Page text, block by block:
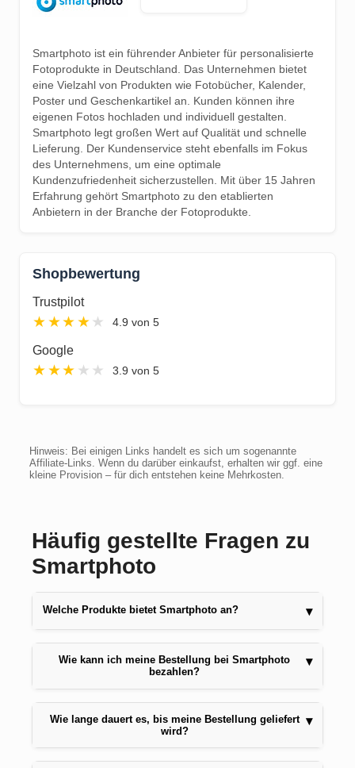
Smartphoto ist ein führender Anbieter für personalisierte
Fotoprodukte in Deutschland. Das Unternehmen bietet
eine Vielzahl von Produkten wie Fotobücher, Kalender,
Poster und Geschenkartikel an. Kunden können ihre
eigenen Fotos hochladen und individuell gestalten.
Smartphoto legt großen Wert auf Qualität und schnelle
Lieferung. Der Kundenservice steht ebenfalls im Fokus
des Unternehmens, um eine optimale
Kundenzufriedenheit sicherzustellen. Mit über 15 Jahren
Erfahrung gehört Smartphoto zu den etablierten
Anbietern in der Branche der Fotoprodukte.
Shopbewertung
Trustpilot
★★★★ ★ 4.9 von 5
Google
★★★ ★ ★ 3.9 von 5
Hinweis: Bei einigen Links handelt es sich um sogenannte
Affiliate-Links. Wenn du darüber einkaufst, erhalten wir ggf. eine
kleine Provision – für dich entstehen keine Mehrkosten.
Häufig gestellte Fragen zu
Smartphoto
Welche Produkte bietet Smartphoto an? ▾
Wie kann ich meine Bestellung bei Smartphoto
bezahlen?
▾
Wie lange dauert es, bis meine Bestellung geliefert
wird?
▾